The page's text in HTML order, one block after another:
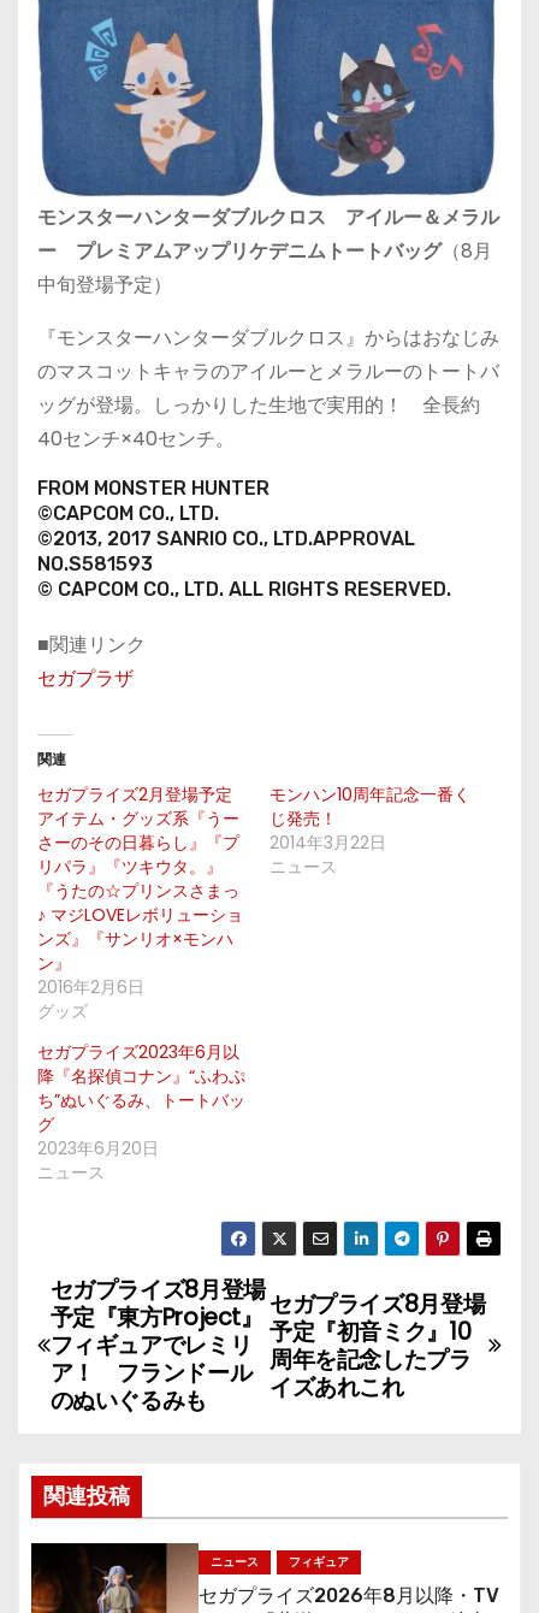
モンスターハンターダブルクロス アイルー＆メラル
ー プレミアムアップリケデニムトートバッグ（8月
中旬登場予定）
『モンスターハンターダブルクロス』からはおなじみ
のマスコットキャラのアイルーとメラルーのトートバ
ッグが登場。しっかりした生地で実用的！ 全長約
40センチ×40センチ。
FROM MONSTER HUNTER
©CAPCOM CO., LTD.
©2013, 2017 SANRIO CO., LTD.APPROVAL
NO.S581593
© CAPCOM CO., LTD. ALL RIGHTS RESERVED.
■関連リンク
セガプラザ
関連
セガプライズ2月登場予定
アイテム・グッズ系『うー
さーのその日暮らし』『プ
リパラ』『ツキウタ。』
『うたの☆プリンスさまっ
♪ マジLOVEレボリューショ
ンズ』『サンリオ×モンハ
ン』
2016年2月6日
グッズ
モンハン10周年記念一番く
じ発売！
2014年3月22日
ニュース
セガプライズ2023年6月以
降『名探偵コナン』“ふわぷ
ち”ぬいぐるみ、トートバッ
グ
2023年6月20日
ニュース
投
稿
ナ
ゲ
ー
シ
セガプライズ8月登場
予定『初音ミク』10
周年を記念したプラ
イズあれこれ
セガプライズ8月登場
予定『東方Project』
フィギュアでレミリ
ア！ フランドール
のぬいぐるみも
関連投稿
ニュース フィギュア
セガプライズ2026年8月以降・TV